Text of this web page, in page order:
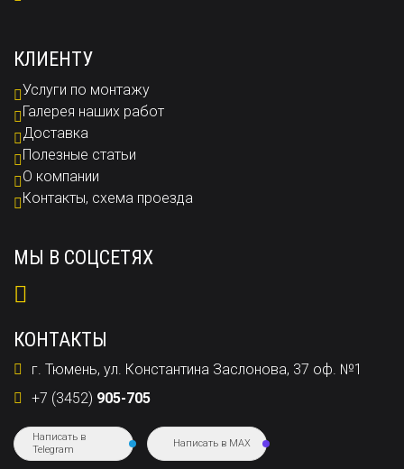
КЛИЕНТУ
Услуги по монтажу
Галерея наших работ
Доставка
Полезные статьи
О компании
Контакты, схема проезда
МЫ В СОЦСЕТЯХ
КОНТАКТЫ
г. Тюмень, ул. Константина Заслонова, 37 оф. №1
+7 (3452) 905-705
Написать в
Telegram
Написать в MAX